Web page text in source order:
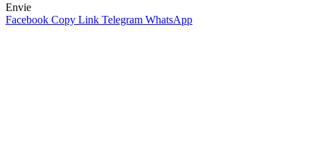
Envie
Facebook Copy Link Telegram WhatsApp